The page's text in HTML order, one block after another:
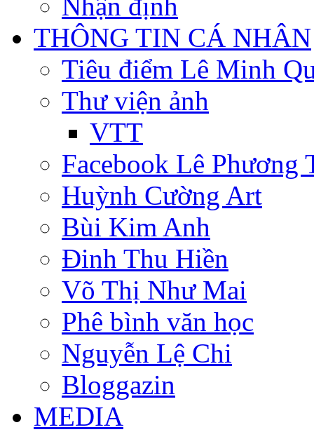
THÔNG TIN CÁ NHÂN
Tiêu điểm Lê Minh
Thư viện ảnh
VTT
Facebook Lê Phương
Huỳnh Cường Art
Bùi Kim Anh
Đinh Thu Hiền
Võ Thị Như Mai
Phê bình văn học
Nguyễn Lệ Chi
Bloggazin
MEDIA